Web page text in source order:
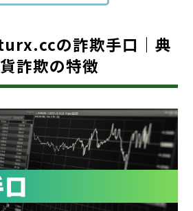
の詐欺手口｜典
詐欺の特徴